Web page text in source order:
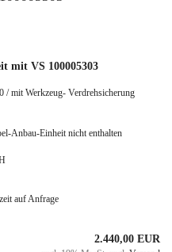
mit VS 100005303
mit Werkzeug- Verdrehsicherung
Anbau-Einheit nicht enthalten
auf Anfrage
2.440,00 EUR